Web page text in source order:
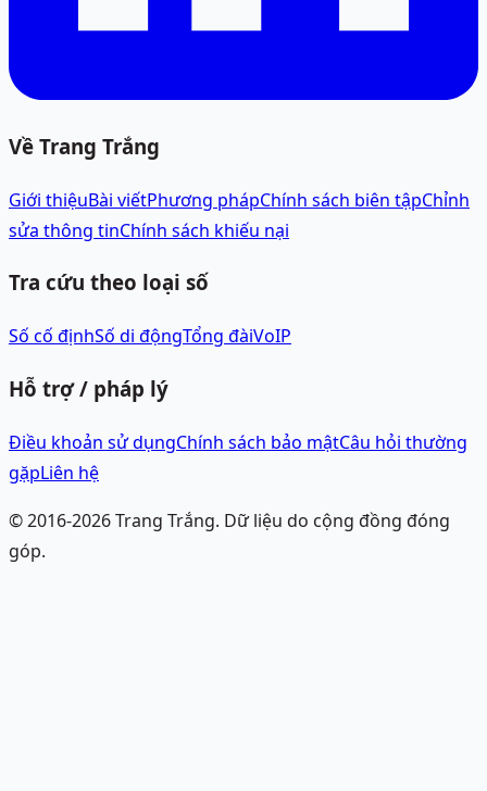
Về Trang Trắng
Giới thiệuBài viếtPhương phápChính sách biên tậpChỉnh
sửa thông tinChính sách khiếu nại
Tra cứu theo loại số
Số cố địnhSố di độngTổng đàiVoIP
Hỗ trợ / pháp lý
Điều khoản sử dụngChính sách bảo mậtCâu hỏi thường
gặpLiên hệ
© 2016-2026Trang Trắng. Dữ liệu do cộng đồng đóng
góp.